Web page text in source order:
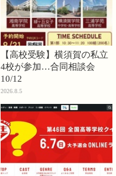
【高校受験】横須賀の私立
4校が参加…合同相談会
10/12
2026.8.5